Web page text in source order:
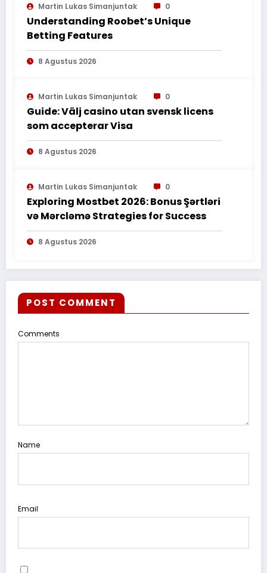
Martin Lukas Simanjuntak 0
Understanding Roobet’s Unique
Betting Features
8 Agustus 2026
Martin Lukas Simanjuntak 0
Guide: Välj casino utan svensk licens
som accepterar Visa
8 Agustus 2026
Martin Lukas Simanjuntak 0
Exploring Mostbet 2026: Bonus Şərtləri
və Mərcləmə Strategies for Success
8 Agustus 2026
POST COMMENT
Comments
Name
Email